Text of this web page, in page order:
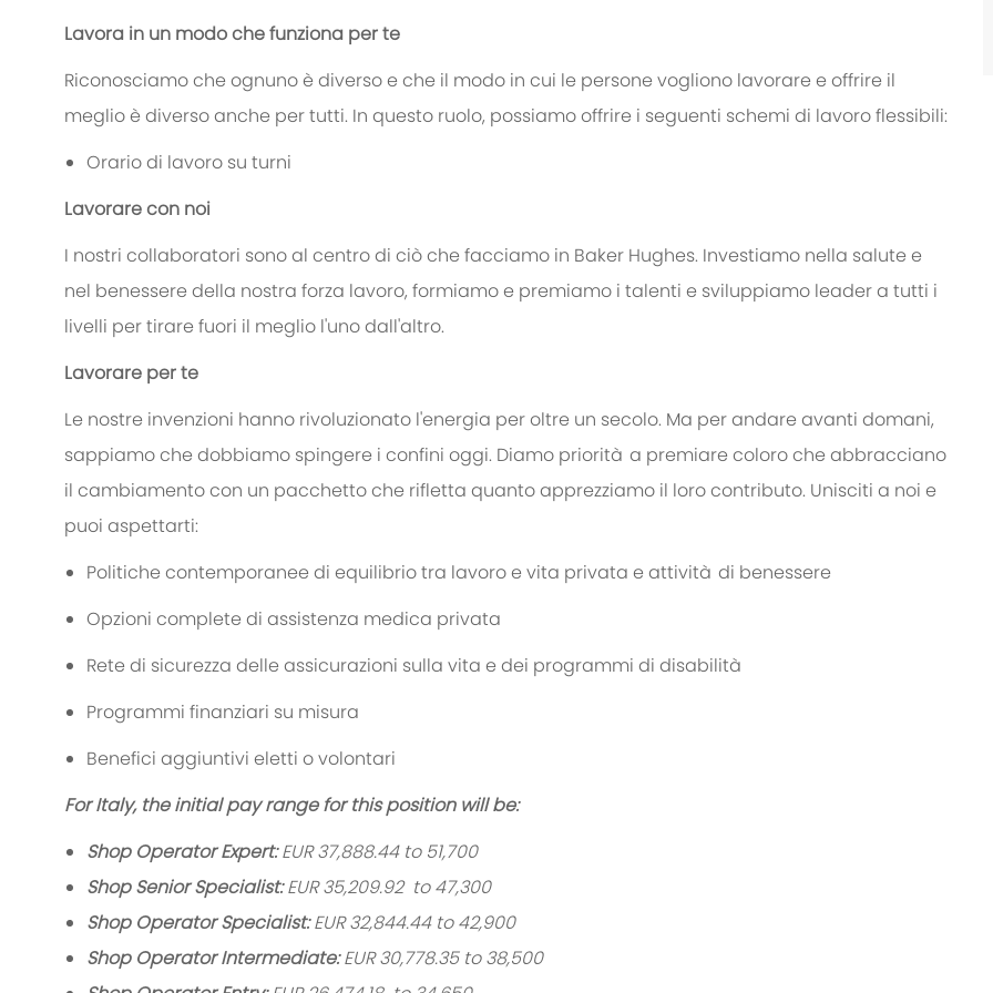
Lavora in un modo che funziona per te
Riconosciamo che ognuno è diverso e che il modo in cui le persone vogliono lavorare e offrire il
meglio è diverso anche per tutti. In questo ruolo, possiamo offrire i seguenti schemi di lavoro flessibili:
Orario di lavoro su turni
Lavorare con noi
I nostri collaboratori sono al centro di ciò che facciamo in Baker Hughes. Investiamo nella salute e
nel benessere della nostra forza lavoro, formiamo e premiamo i talenti e sviluppiamo leader a tutti i
livelli per tirare fuori il meglio l'uno dall'altro.
Lavorare per te
Le nostre invenzioni hanno rivoluzionato l'energia per oltre un secolo. Ma per andare avanti domani,
sappiamo che dobbiamo spingere i confini oggi. Diamo priorità a premiare coloro che abbracciano
il cambiamento con un pacchetto che rifletta quanto apprezziamo il loro contributo. Unisciti a noi e
puoi aspettarti:
Politiche contemporanee di equilibrio tra lavoro e vita privata eattività di benessere
Opzioni complete di assistenza medica privata
Rete di sicurezza delle assicurazioni sulla vita e dei programmi di disabilità
Programmi finanziari su misura
Benefici aggiuntivi eletti o volontari
For Italy, the initial pay range for this position will be:
Shop Operator Expert:EUR 37,888.44 to 51,700
Shop Senior Specialist:EUR 35,209.92 to 47,300
Shop Operator Specialist:EUR 32,844.44 to 42,900
Shop Operator Intermediate:EUR 30,778.35 to 38,500